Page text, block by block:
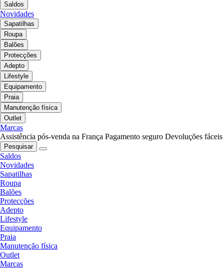
Saldos
Novidades
Sapatilhas
Roupa
Balões
Protecções
Adepto
Lifestyle
Equipamento
Praia
Manutenção física
Outlet
Marcas
Assistência pós-venda na França Pagamento seguro Devoluções fáceis
Pesquisar
Saldos
Novidades
Sapatilhas
Roupa
Balões
Protecções
Adepto
Lifestyle
Equipamento
Praia
Manutenção física
Outlet
Marcas